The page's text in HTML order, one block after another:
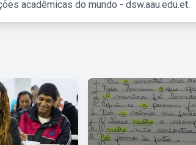
acadêmicas do mundo - dsw.aau.edu.et.